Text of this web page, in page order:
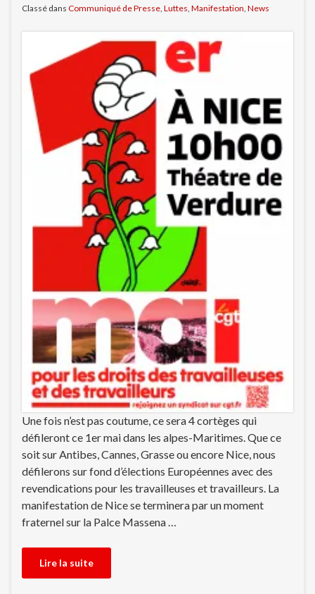
Classé dans Communiqué de Presse, Luttes, Manifestation, News
Une fois n’est pas coutume, ce sera 4 cortèges qui
défileront ce 1er mai dans les alpes-Maritimes. Que ce
soit sur Antibes, Cannes, Grasse ou encore Nice, nous
défilerons sur fond d’élections Européennes avec des
revendications pour les travailleuses et travailleurs. La
manifestation de Nice se terminera par un moment
fraternel sur la Palce Massena …
Lire la suite